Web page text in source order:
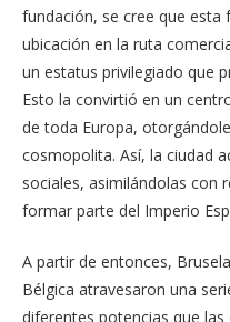
fundación, se cree que esta
ubicación en la ruta
un estatus privilegiado que
Esto la convirtió en un
de toda Europa,
cosmopolita. Así, la ciudad
sociales, asimilándolas con
formar parte del Imperio
A partir de entonces,
Bélgica atravesaron una
diferentes potencias que